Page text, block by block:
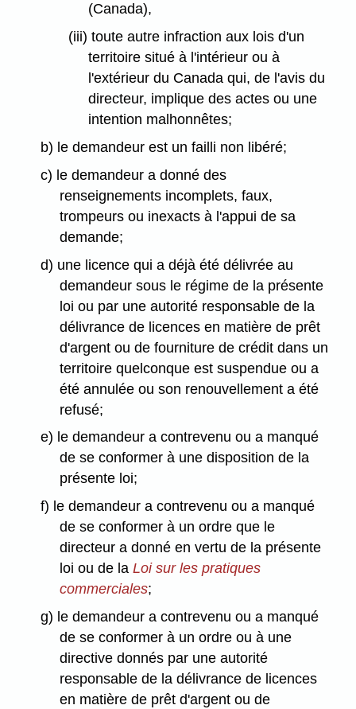
(Canada),
(iii) toute autre infraction aux lois d'un
territoire situé à l'intérieur ou à
l'extérieur du Canada qui, de l'avis du
directeur, implique des actes ou une
intention malhonnêtes;
b) le demandeur est un failli non libéré;
c) le demandeur a donné des
renseignements incomplets, faux,
trompeurs ou inexacts à l'appui de sa
demande;
d) une licence qui a déjà été délivrée au
demandeur sous le régime de la présente
loi ou par une autorité responsable de la
délivrance de licences en matière de prêt
d'argent ou de fourniture de crédit dans un
territoire quelconque est suspendue ou a
été annulée ou son renouvellement a été
refusé;
e) le demandeur a contrevenu ou a manqué
de se conformer à une disposition de la
présente loi;
f) le demandeur a contrevenu ou a manqué
de se conformer à un ordre que le
directeur a donné en vertu de la présente
loi ou de laLoi sur les pratiques
commerciales;
g) le demandeur a contrevenu ou a manqué
de se conformer à un ordre ou à une
directive donnés par une autorité
responsable de la délivrance de licences
en matière de prêt d'argent ou de